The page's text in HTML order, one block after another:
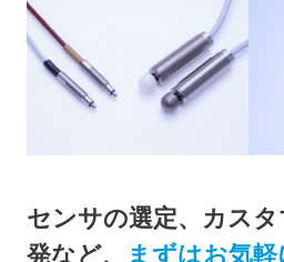
センサの選定、カス
発など、
まずはお気